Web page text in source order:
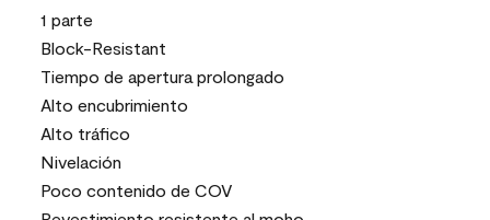
1 parte
Block-Resistant
Tiempo de apertura prolongado
Alto encubrimiento
Alto tráfico
Nivelación
Poco contenido de COV